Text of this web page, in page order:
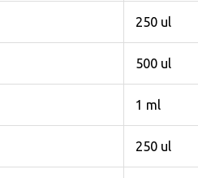
250 ul
500 ul
1 ml
250 ul